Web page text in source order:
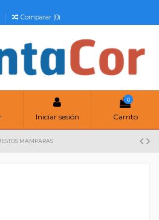
Comparar (0)
Iniciar sesión
0
Carrito
MAMPARAS